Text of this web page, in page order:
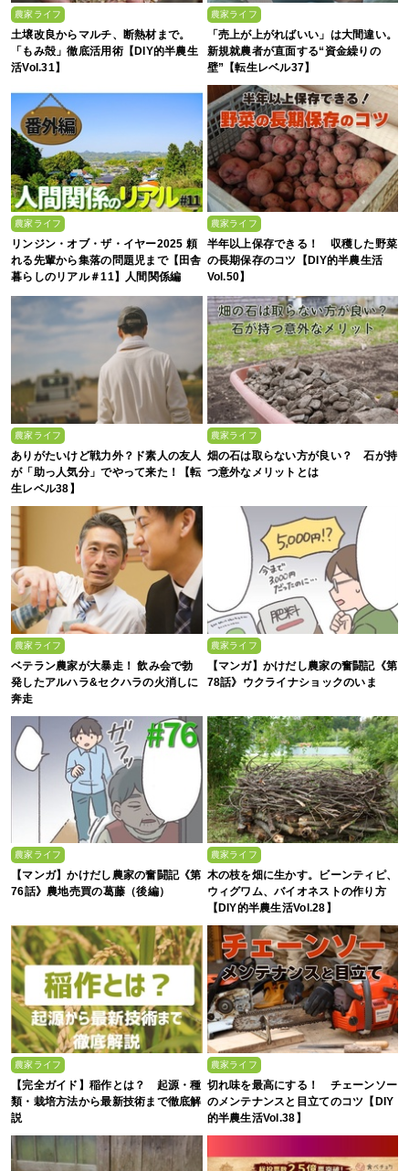
農家ライフ
土壌改良からマルチ、断熱材まで。
「もみ殻」徹底活用術【DIY的半農生
活Vol.31】
農家ライフ
「売上が上がればいい」は大間違い。
新規就農者が直面する“資金繰りの
壁”【転生レベル37】
農家ライフ
リンジン・オブ・ザ・イヤー2025 頼
れる先輩から集落の問題児まで【田舎
暮らしのリアル＃11】人間関係編
（番外編）
農家ライフ
半年以上保存できる！ 収穫した野菜
の長期保存のコツ【DIY的半農生活
Vol.50】
農家ライフ
ありがたいけど戦力外？ド素人の友人
が「助っ人気分」でやって来た！【転
生レベル38】
農家ライフ
畑の石は取らない方が良い？ 石が持
つ意外なメリットとは
農家ライフ
ベテラン農家が大暴走！ 飲み会で勃
発したアルハラ&セクハラの火消しに
奔走
農家ライフ
【マンガ】かけだし農家の奮闘記《第
78話》ウクライナショックのいま
農家ライフ
【マンガ】かけだし農家の奮闘記《第
76話》農地売買の葛藤（後編）
農家ライフ
木の枝を畑に生かす。ビーンティピ、
ウィグワム、バイオネストの作り方
【DIY的半農生活Vol.28】
農家ライフ
【完全ガイド】稲作とは？ 起源・種
類・栽培方法から最新技術まで徹底解
説
農家ライフ
切れ味を最高にする！ チェーンソー
のメンテナンスと目立てのコツ【DIY
的半農生活Vol.38】